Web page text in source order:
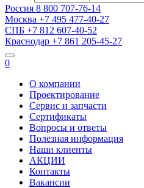
Россия 8 800 707-76-14
Москва +7 495 477-40-27
СПБ +7 812 607-40-52
Краснодар +7 861 205-45-27
0
О компании
Проектирование
Сервис и запчасти
Сертификаты
Вопросы и ответы
Полезная информация
Наши клиенты
АКЦИИ
Контакты
Вакансии